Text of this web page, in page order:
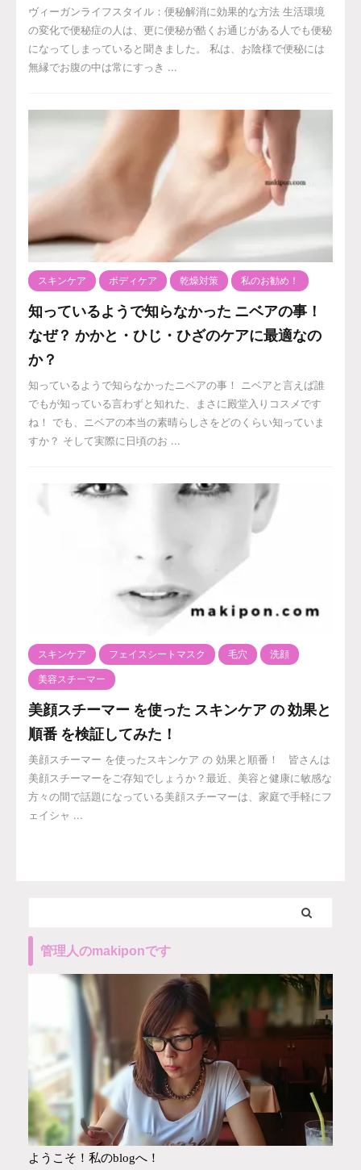
ヴィーガンライフスタイル：便秘解消に効果的な方法 生活環境
の変化で便秘症の人は、更に便秘が酷くお通じがある人でも便秘
になってしまっていると聞きました。 私は、お陰様で便秘には
無縁でお腹の中は常にすっき ...
スキンケア ボディケア 乾燥対策 私のお勧め！
知っているようで知らなかった ニベアの事！
なぜ？ かかと・ひじ・ひざのケアに最適なの
か？
知っているようで知らなかったニベアの事！ ニベアと言えば誰
でもが知っている言わずと知れた、まさに殿堂入りコスメです
ね！ でも、ニベアの本当の素晴らしさをどのくらい知っていま
すか？ そして実際に日頃のお ...
スキンケア フェイスシートマスク 毛穴 洗顔
美容スチーマー
美顔スチーマー を使った スキンケア の 効果と
順番 を検証してみた！
美顔スチーマー を使ったスキンケア の 効果と順番！ 皆さんは
美顔スチーマーをご存知でしょうか？最近、美容と健康に敏感な
方々の間で話題になっている美顔スチーマーは、家庭で手軽にフ
ェイシャ ...
管理人のmakiponです
ようこそ！私のblogへ！